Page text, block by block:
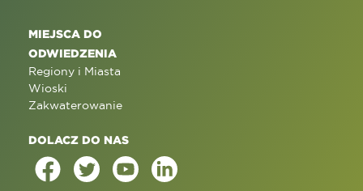
MIEJSCA DO
ODWIEDZENIA
Regiony i Miasta
Wioski
Zakwaterowanie
DOLACZ DO NAS